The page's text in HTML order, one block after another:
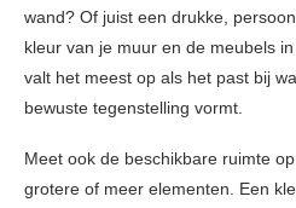
wand? Of juist een drukke,
kleur van je muur en de meubels
valt het meest op als het past bij
bewuste tegenstelling vormt.
Meet ook de beschikbare ruimte
grotere of meer elementen. Een